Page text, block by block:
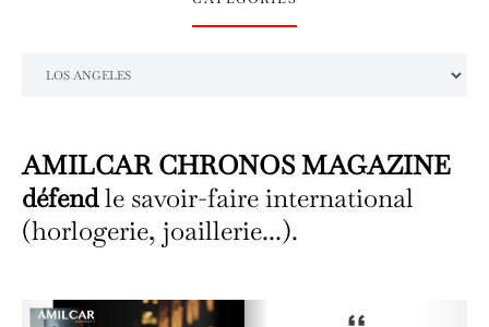
AMILCAR CHRONOS MAGAZINE
défendle savoir-faire international
(horlogerie, joaillerie...).